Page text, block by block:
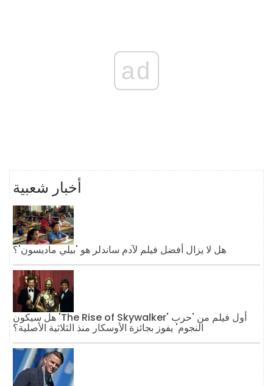
ad
أخبار شعبية
هل لا يزال أفضل فيلم لآدم ساندلر هو 'بيلي ماديسون'؟
هل سيكون 'The Rise of Skywalker' أول فيلم من 'حرب
النجوم' يفوز بجائزة الأوسكار منذ الثلاثية الأصلية؟